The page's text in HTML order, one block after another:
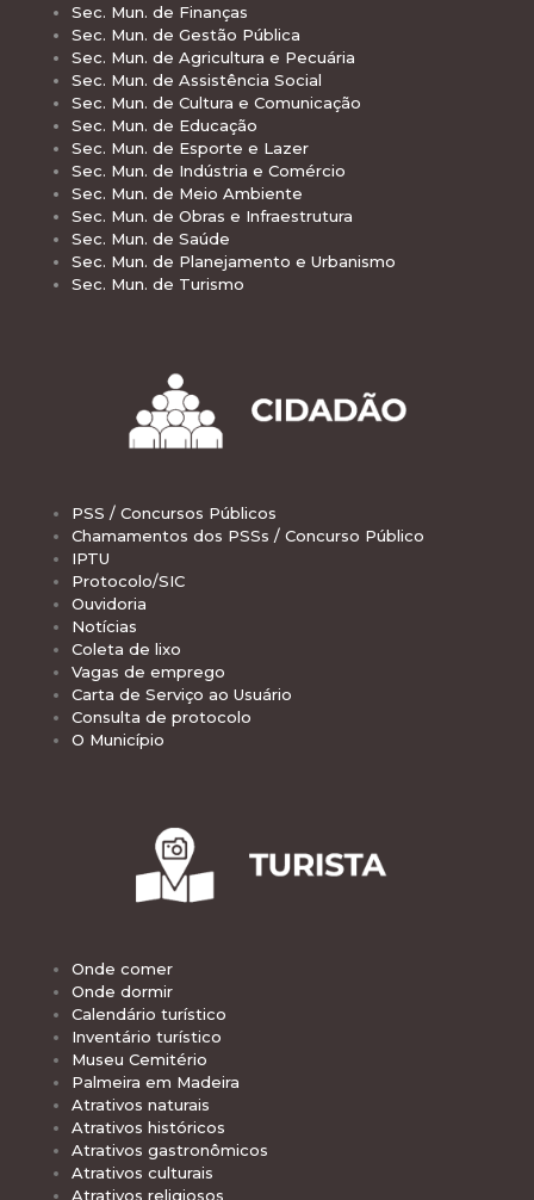
Sec. Mun. de Finanças
Sec. Mun. de Gestão Pública
Sec. Mun. de Agricultura e Pecuária
Sec. Mun. de Assistência Social
Sec. Mun. de Cultura e Comunicação
Sec. Mun. de Educação
Sec. Mun. de Esporte e Lazer
Sec. Mun. de Indústria e Comércio
Sec. Mun. de Meio Ambiente
Sec. Mun. de Obras e Infraestrutura
Sec. Mun. de Saúde
Sec. Mun. de Planejamento e Urbanismo
Sec. Mun. de Turismo
PSS / Concursos Públicos
Chamamentos dos PSSs / Concurso Público
IPTU
Protocolo/SIC
Ouvidoria
Notícias
Coleta de lixo
Vagas de emprego
Carta de Serviço ao Usuário
Consulta de protocolo
O Município
Onde comer
Onde dormir
Calendário turístico
Inventário turístico
Museu Cemitério
Palmeira em Madeira
Atrativos naturais
Atrativos históricos
Atrativos gastronômicos
Atrativos culturais
Atrativos religiosos